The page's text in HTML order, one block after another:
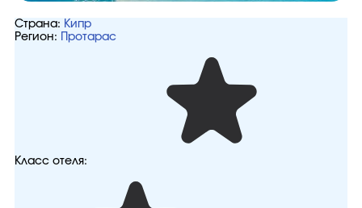
Страна: Кипр
Регион:
Протарас
Класс отеля: